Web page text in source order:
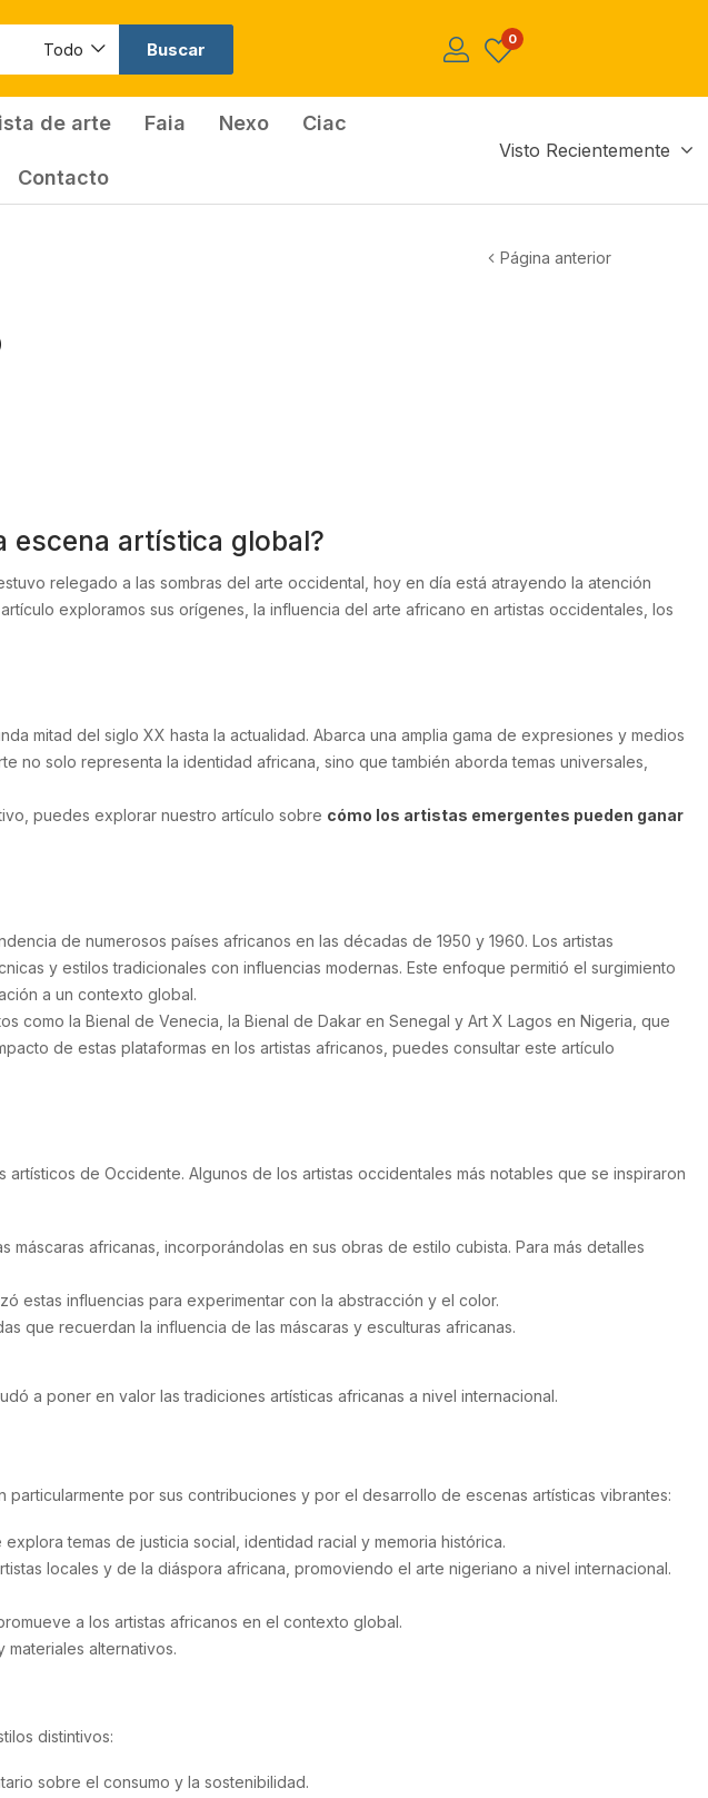
Todo Buscar 0
de arte Faia Nexo Ciac
Contacto
Visto Recientemente
Página anterior
escena artística global?
relegado a las sombras del arte occidental, hoy en día está atrayendo la atención
exploramos sus orígenes, la influencia del arte africano en artistas occidentales, los
mitad del siglo XX hasta la actualidad. Abarca una amplia gama de expresiones y medios
solo representa la identidad africana, sino que también aborda temas universales,
puedes explorar nuestro artículo sobre cómo los artistas emergentes pueden ganar
de numerosos países africanos en las décadas de 1950 y 1960. Los artistas
y estilos tradicionales con influencias modernas. Este enfoque permitió el surgimiento
a un contexto global.
la Bienal de Venecia, la Bienal de Dakar en Senegal y Art X Lagos en Nigeria, que
de estas plataformas en los artistas africanos, puedes consultar este artículo
de Occidente. Algunos de los artistas occidentales más notables que se inspiraron
africanas, incorporándolas en sus obras de estilo cubista. Para más detalles
estas influencias para experimentar con la abstracción y el color.
que recuerdan la influencia de las máscaras y esculturas africanas.
a poner en valor las tradiciones artísticas africanas a nivel internacional.
por sus contribuciones y por el desarrollo de escenas artísticas vibrantes:
temas de justicia social, identidad racial y memoria histórica.
locales y de la diáspora africana, promoviendo el arte nigeriano a nivel internacional.
a los artistas africanos en el contexto global.
materiales alternativos.
distintivos:
sobre el consumo y la sostenibilidad.